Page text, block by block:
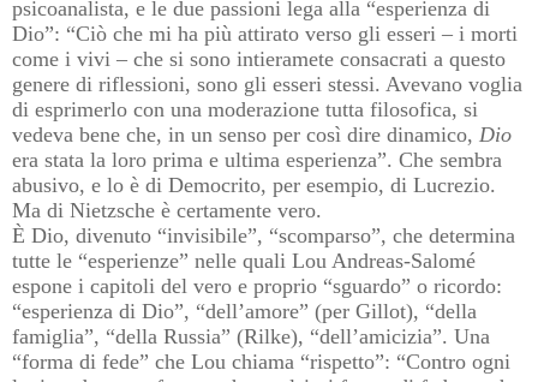
psicoanalista, e le due passioni lega alla “esperienza di
Dio”: “Ciò che mi ha più attirato verso gli esseri – i morti
come i vivi – che si sono intieramete consacrati a questo
genere di riflessioni, sono gli esseri stessi. Avevano voglia
di esprimerlo con una moderazione tutta filosofica, si
vedeva bene che, in un senso per così dire dinamico, Dio
era stata la loro prima e ultima esperienza”. Che sembra
abusivo, e lo è di Democrito, per esempio, di Lucrezio.
Ma di Nietzsche è certamente vero.
È Dio, divenuto “invisibile”, “scomparso”, che determina
tutte le “esperienze” nelle quali Lou Andreas-Salomé
espone i capitoli del vero e proprio “sguardo” o ricordo:
“esperienza di Dio”, “dell’amore” (per Gillot), “della
famiglia”, “della Russia” (Rilke), “dell’amicizia”. Una
“forma di fede” che Lou chiama “rispetto”: “Contro ogni